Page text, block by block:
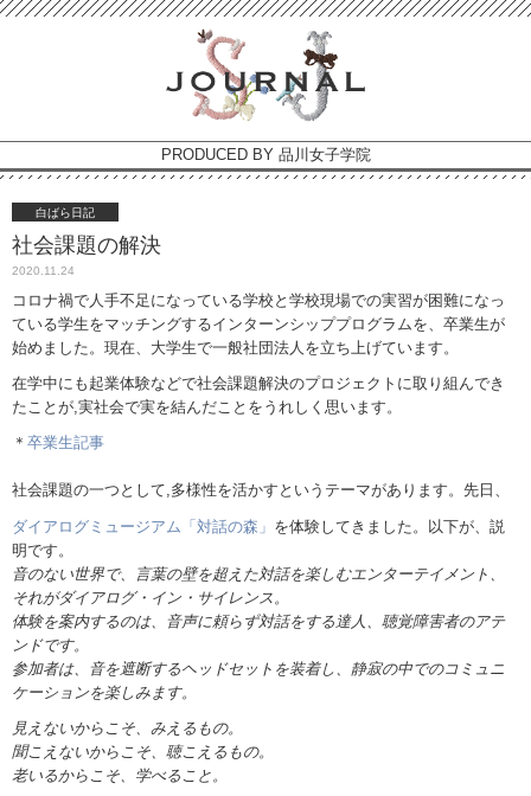
PRODUCED BY 品川女子学院
白ばら日記
社会課題の解決
2020.11.24
コロナ禍で人手不足になっている学校と学校現場での実習が困難になっ
ている学生をマッチングするインターンシッププログラムを、卒業生が
始めました。現在、大学生で一般社団法人を立ち上げています。
在学中にも起業体験などで社会課題解決のプロジェクトに取り組んでき
たことが,実社会で実を結んだことをうれしく思います。
＊ 卒業生記事
社会課題の一つとして,多様性を活かすというテーマがあります。先日、
ダイアログミュージアム「対話の森」 を体験してきました。以下が、説
明です。
音のない世界で、言葉の壁を超えた対話を楽しむエンターテイメント、
それがダイアログ・イン・サイレンス。
体験を案内するのは、音声に頼らず対話をする達人、聴覚障害者のアテ
ンドです。
参加者は、音を遮断するヘッドセットを装着し、静寂の中でのコミュニ
ケーションを楽しみます。
見えないからこそ、みえるもの。
聞こえないからこそ、聴こえるもの。
老いるからこそ、学べること。